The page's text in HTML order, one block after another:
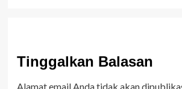
Tinggalkan Balasan
Alamat email Anda tidak akan